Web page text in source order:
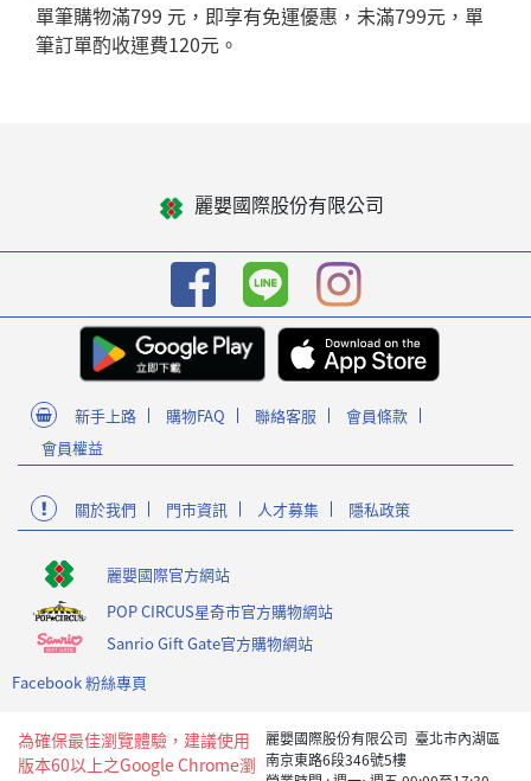
單筆購物滿799 元，即享有免運優惠，未滿799元，單
筆訂單酌收運費120元。
麗嬰國際股份有限公司
新手上路 購物FAQ 聯絡客服
會員條款
會員權益
關於我們 門市資訊 人才募集 隱私政策
麗嬰國際官方網站
POP CIRCUS星奇市官方購物網站
Sanrio Gift Gate官方購物網站
Facebook 粉絲專頁
為確保最佳瀏覽體驗，建議使用
版本60以上之Google Chrome瀏
麗嬰國際股份有限公司 臺北市內湖區
南京東路6段346號5樓